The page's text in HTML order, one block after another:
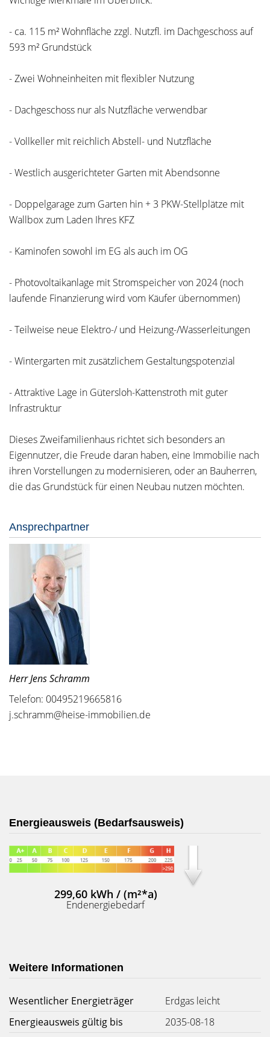
- ca. 115 m² Wohnfläche zzgl. Nutzfl. im Dachgeschoss auf
593 m² Grundstück
- Zwei Wohneinheiten mit flexibler Nutzung
- Dachgeschoss nur als Nutzfläche verwendbar
- Vollkeller mit reichlich Abstell- und Nutzfläche
- Westlich ausgerichteter Garten mit Abendsonne
- Doppelgarage zum Garten hin + 3 PKW-Stellplätze mit
Wallbox zum Laden Ihres KFZ
- Kaminofen sowohl im EG als auch im OG
- Photovoltaikanlage mit Stromspeicher von 2024 (noch
laufende Finanzierung wird vom Käufer übernommen)
- Teilweise neue Elektro-/ und Heizung-/Wasserleitungen
- Wintergarten mit zusätzlichem Gestaltungspotenzial
- Attraktive Lage in Gütersloh-Kattenstroth mit guter
Infrastruktur
Dieses Zweifamilienhaus richtet sich besonders an
Eigennutzer, die Freude daran haben, eine Immobilie nach
ihren Vorstellungen zu modernisieren, oder an Bauherren,
die das Grundstück für einen Neubau nutzen möchten.
Ansprechpartner
Herr Jens Schramm
Telefon: 00495219665816
j.schramm@heise-immobilien.de
Energieausweis (Bedarfsausweis)
299,60 kWh / (m²*a)
Endenergiebedarf
Weitere Informationen
Wesentlicher Energieträger
Erdgas leicht
Energieausweis gültig bis
2035-08-18